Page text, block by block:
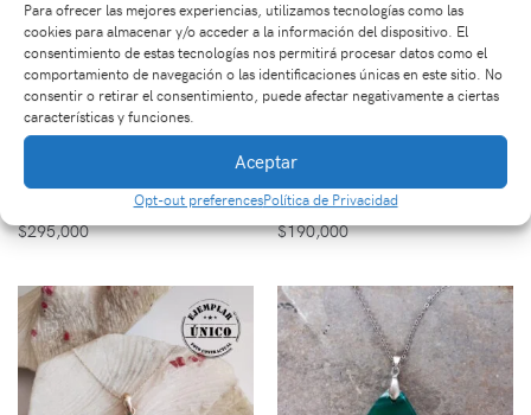
Para ofrecer las mejores experiencias, utilizamos tecnologías como las
cookies para almacenar y/o acceder a la información del dispositivo. El
consentimiento de estas tecnologías nos permitirá procesar datos como el
comportamiento de navegación o las identificaciones únicas en este sitio. No
consentir o retirar el consentimiento, puede afectar negativamente a ciertas
características y funciones.
Aceptar
Opt-out preferencesPolítica de Privacidad
Crisocola y Malaquita
$295,000
Pulsera Tejida Con
Piedra Zafiro
$190,000